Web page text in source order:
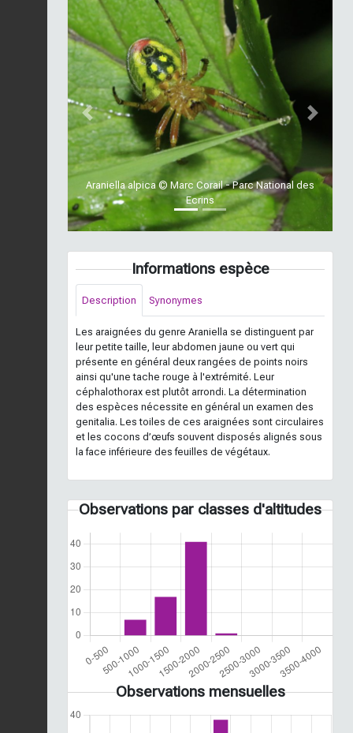
Araniella alpica © Marc Corail - Parc National des
Ecrins
Previous Next
Informations espèce
Description Synonymes
Les araignées du genre Araniella se distinguent par
leur petite taille, leur abdomen jaune ou vert qui
présente en général deux rangées de points noirs
ainsi qu'une tache rouge à l'extrémité. Leur
céphalothorax est plutôt arrondi. La détermination
des espèces nécessite en général un examen des
genitalia. Les toiles de ces araignées sont circulaires
et les cocons d’œufs souvent disposés alignés sous
la face inférieure des feuilles de végétaux.
Observations par classes d'altitudes
Observations mensuelles